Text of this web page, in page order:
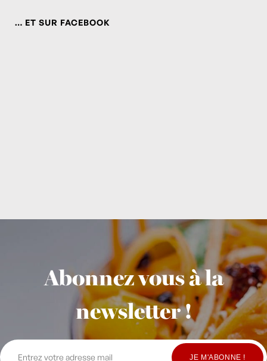
… ET SUR FACEBOOK
Abonnez vous à la
newsletter !